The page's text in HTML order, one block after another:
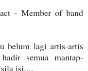
- Member of band
belum lagi artis-artis
semua mantap-
isi....